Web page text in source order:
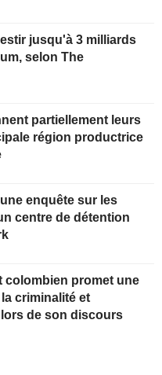
jusqu'à 3 milliards
selon The
partiellement leurs
région productrice
enquête sur les
centre de détention
colombien promet une
criminalité et
de son discours